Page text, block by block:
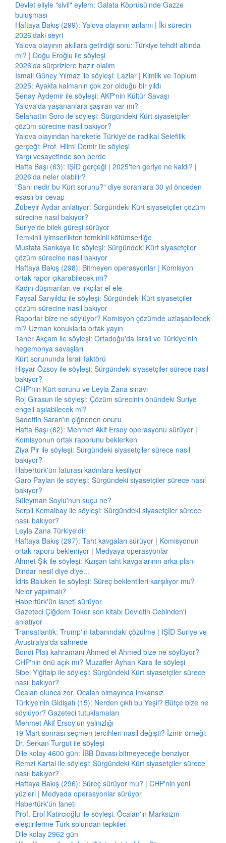
Devlet eliyle "sivil" eylem: Galata Köprüsü'nde Gazze
buluşması
Haftaya Bakış (299): Yalova olayının anlamı | İki sürecin
2026'daki seyri
Yalova olayının akıllara getirdiği soru: Türkiye tehdit altında
mı? | Doğu Eroğlu ile söyleşi
2026'da sürprizlere hazır olalım
İsmail Güney Yılmaz ile söyleşi: Lazlar | Kimlik ve Toplum
2025: Ayakta kalmanın çok zor olduğu bir yıldı
Şenay Aydemir ile söyleşi: AKP'nin Kültür Savaşı
Yalova'da yaşananlara şaşıran var mı?
Selahattin Soro ile söyleşi: Sürgündeki Kürt siyasetçiler
çözüm sürecine nasıl bakıyor?
Yalova olayından hareketle Türkiye'de radikal Selefilik
gerçeği: Prof. Hilmi Demir ile söyleşi
Yargı vesayetinde son perde
Hafta Başı (63): IŞİD gerçeği | 2025'ten geriye ne kaldı? |
2026'da neler olabilir?
"Sahi nedir bu Kürt sorunu?" diye soranlara 30 yıl önceden
esaslı bir cevap
Zübeyir Aydar anlatıyor: Sürgündeki Kürt siyasetçiler çözüm
sürecine nasıl bakıyor?
Suriye'de bilek güreşi sürüyor
Temkinli iyimserlikten temkinli kötümserliğe
Mustafa Sarıkaya ile söyleşi: Sürgündeki Kürt siyasetçiler
çözüm sürecine nasıl bakıyor
Haftaya Bakış (298): Bitmeyen operasyonlar | Komisyon
ortak rapor çıkarabilecek mi?
Kadın düşmanları ve ırkçılar el ele
Faysal Sarıyıldız ile söyleşi: Sürgündeki Kürt siyasetçiler
çözüm sürecine nasıl bakıyor
Raporlar bize ne söylüyor? Komisyon çözümde uzlaşabilecek
mi? Uzman konuklarla ortak yayın
Taner Akçam ile söyleşi: Ortadoğu'da İsrail ve Türkiye'nin
hegemonya savaşları
Kürt sorununda İsrail faktörü
Hişyar Özsoy ile söyleşi: Sürgündeki siyasetçiler sürece nasıl
bakıyor?
CHP'nin Kürt sorunu ve Leyla Zana sınavı
Roj Girasun ile söyleşi: Çözüm sürecinin önündeki Suriye
engeli aşılabilecek mi?
Sadettin Saran'ın çiğnenen onuru
Hafta Başı (62): Mehmet Akif Ersoy operasyonu sürüyor |
Komisyonun ortak raporunu beklerken
Ziya Pir ile söyleşi: Sürgündeki siyasetçiler sürece nasıl
bakıyor?
Habertürk'ün faturası kadınlara kesiliyor
Garo Paylan ile söyleşi: Sürgündeki siyasetçiler sürece nasıl
bakıyor?
Süleyman Soylu'nun suçu ne?
Serpil Kemalbay ile söyleşi: Sürgündeki siyasetçiler sürece
nasıl bakıyor?
Leyla Zana Türkiye'dir
Haftaya Bakış (297): Taht kavgaları sürüyor | Komisyonun
ortak raporu bekleniyor | Medyaya operasyonlar
Ahmet Şık ile söyleşi: Kızışan taht kavgalarının arka planı
Dindar nesil diye diye...
İdris Baluken ile söyleşi: Süreç beklentileri karşılıyor mu?
Neler yapılmalı?
Habertürk'ün laneti sürüyor
Gazeteci Çiğdem Toker son kitabı Devletin Cebinden'i
anlatıyor
Transatlantik: Trump'ın tabanındaki çözülme | IŞİD Suriye ve
Avustralya'da sahnede
Bondi Plajı kahramanı Ahmed el Ahmed bize ne söylüyor?
CHP'nin önü açık mı? Muzaffer Ayhan Kara ile söyleşi
Sibel Yiğitalp ile söyleşi: Sürgündeki Kürt siyasetçiler sürece
nasıl bakıyor?
Öcalan olunca zor, Öcalan olmayınca imkansız
Türkiye'nin Gidişatı (15): Nerden çıktı bu Yeşil? Bütçe bize ne
söylüyor? Gazeteci tutuklamaları
Mehmet Akif Ersoy'un yalnızlığı
19 Mart sonrası seçmen tercihleri nasıl değişti? İzmir örneği:
Dr. Serkan Turgut ile söyleşi
Dile kolay 4600 gün: İBB Davası bitmeyeceğe benziyor
Remzi Kartal ile söyleşi: Sürgündeki Kürt siyasetçiler sürece
nasıl bakıyor?
Haftaya Bakış (296): Süreç sürüyor mu? | CHP'nin yeni
yüzleri | Medyada operasyonlar sürüyor
Habertürk'ün laneti
Prof. Erol Katırcıoğlu ile söyleşi: Öcalan'ın Marksizm
eleştirilerine Türk solundan tepkiler
Dile kolay 2962 gün